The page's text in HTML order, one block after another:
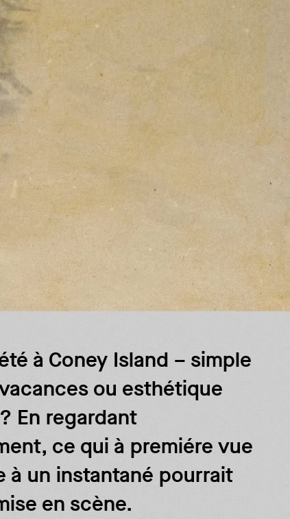
à Coney Island – simple
ou esthétique
En regardant
ce qui à premiére vue
à un instantané pourrait
en scène.